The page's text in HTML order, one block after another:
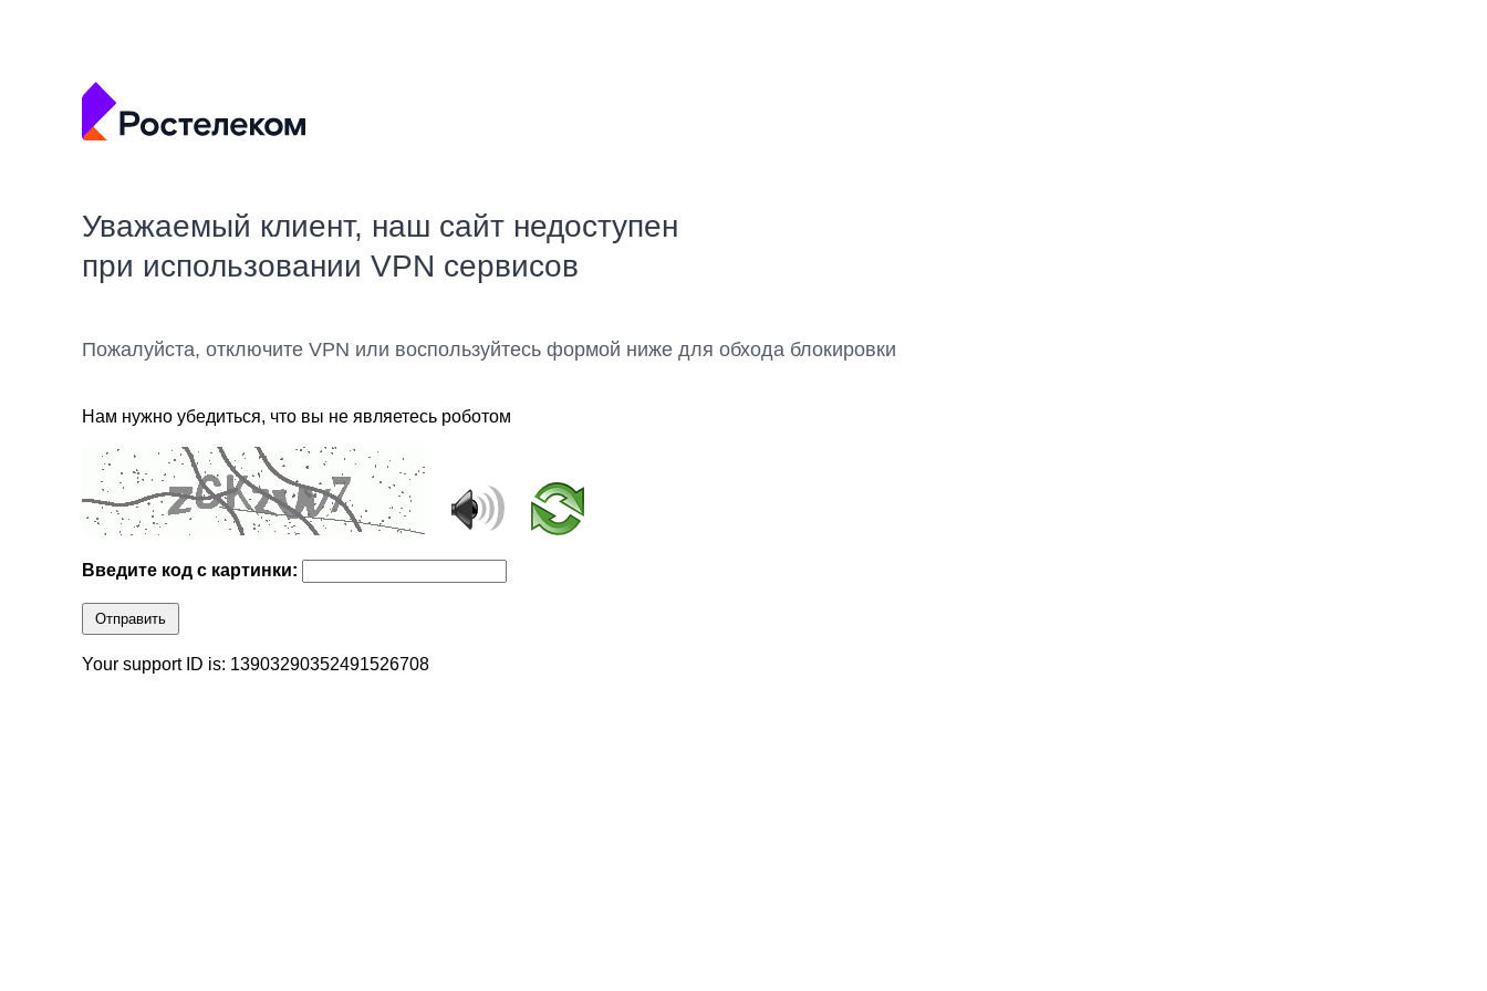
Уважаемый клиент, наш сайт недоступен
при использовании VPN сервисов
Пожалуйста, отключите VPN или воспользуйтесь формой ниже для обхода блокировки
Нам нужно убедиться, что вы не являетесь роботом
Введите код с картинки:
Отправить
Your support ID is: 13903290352491526708